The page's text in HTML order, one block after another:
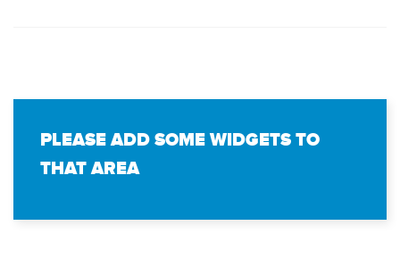
PLEASE ADD SOME WIDGETS TO
THAT AREA